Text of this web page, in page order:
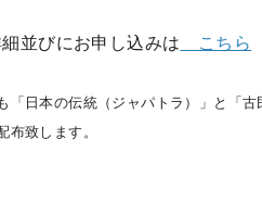
並びにお申し込みは こちら
「日本の伝統（ジャパトラ）」と「
致します。